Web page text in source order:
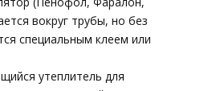
вокруг трубы, но без
специальным клеем или
утеплитель для